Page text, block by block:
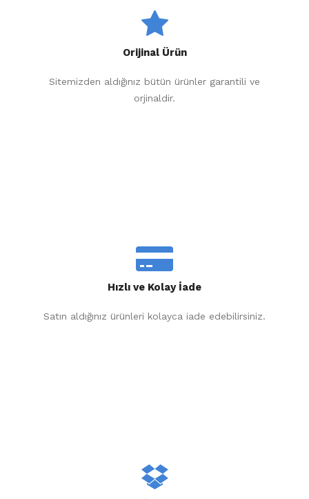
Orijinal Ürün
Sitemizden aldığınız bütün ürünler garantili ve
orjinaldir.
Hızlı ve Kolay İade
Satın aldığınız ürünleri kolayca iade edebilirsiniz.